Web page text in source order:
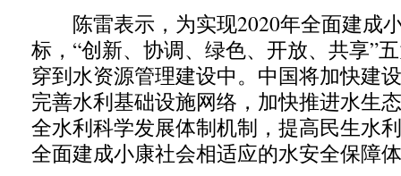
陈雷表示，为实现2020年全面建成
标，“创新、协调、绿色、开放、共享”
穿到水资源管理建设中。中国将加快建
完善水利基础设施网络，加快推进水生
全水利科学发展体制机制，提高民生水
全面建成小康社会相适应的水安全保障